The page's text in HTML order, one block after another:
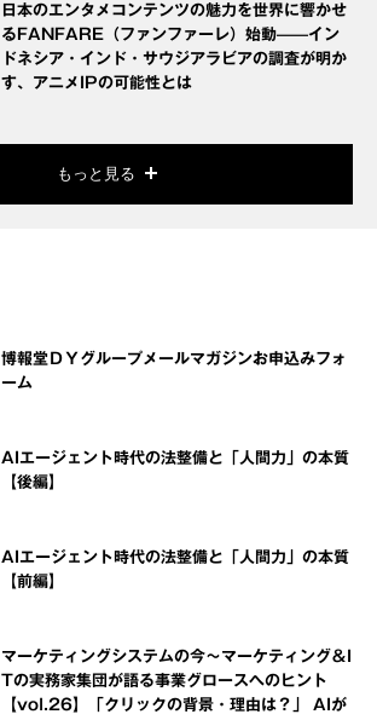
日本のエンタメコンテンツの魅力を世界に響かせ
るFANFARE（ファンファーレ）始動——イン
ドネシア・インド・サウジアラビアの調査が明か
す、アニメIPの可能性とは
もっと見る
博報堂ＤＹグループメールマガジンお申込みフォ
ーム
AIエージェント時代の法整備と「人間力」の本質
【後編】
AIエージェント時代の法整備と「人間力」の本質
【前編】
マーケティングシステムの今～マーケティング＆I
Tの実務家集団が語る事業グロースへのヒント
【vol.26】「クリックの背景・理由は？」 AIが